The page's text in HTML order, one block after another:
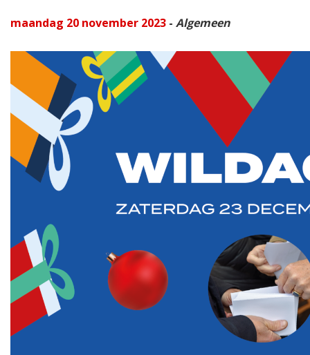
maandag 20 november 2023 - Algemeen